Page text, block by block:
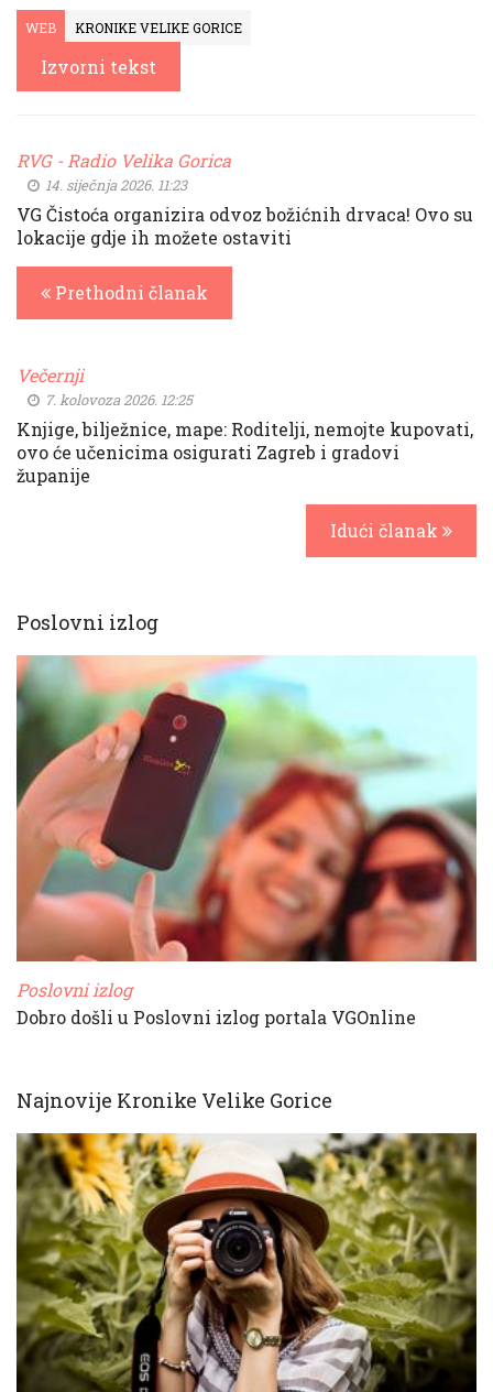
WEB KRONIKE VELIKE GORICE
Izvorni tekst
RVG - Radio Velika Gorica
14. siječnja 2026. 11:23
VG Čistoća organizira odvoz božićnih drvaca! Ovo su
lokacije gdje ih možete ostaviti
Prethodni članak
Večernji
7. kolovoza 2026. 12:25
Knjige, bilježnice, mape: Roditelji, nemojte kupovati,
ovo će učenicima osigurati Zagreb i gradovi
županije
Idući članak
Poslovni izlog
Poslovni izlog
Dobro došli u Poslovni izlog portala VGOnline
Najnovije Kronike Velike Gorice